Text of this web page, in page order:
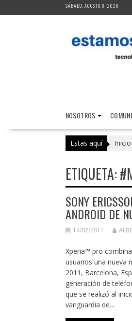
al
SÁBADO, AGOSTO 8, 2026
NOSOTROS
Estas aquí Inicio
ETIQUETA:
SONY
ANDROID DE
14/02/2011
Xperia™ pro
usuarios una nueva
2011, Barcelona,
generación de
que se realizó al
vanguardia de…